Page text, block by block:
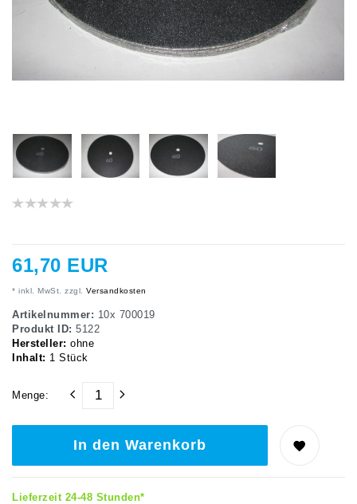
61,70 EUR
* inkl. MwSt. zzgl. Versandkosten
Artikelnummer: 10x 700019
Produkt ID: 5122
Hersteller: ohne
Inhalt: 1 Stück
Menge:
In den Warenkorb
Lieferzeit 24-48 Stunden*